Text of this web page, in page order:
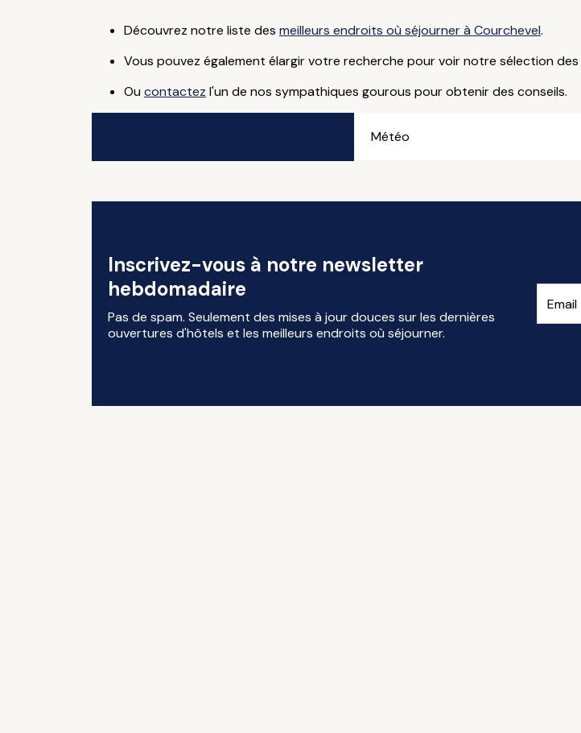
Découvrez notre liste des meilleurs endroits où séjourner à Courchevel.
Vous pouvez également élargir votre recherche pour voir notre sélection des
Oucontactez l'un de nos sympathiques gourous pour obtenir des conseils.
Météo
Inscrivez-vous à notre newsletter
hebdomadaire
Pas de spam. Seulement des mises à jour douces sur les dernières
ouvertures d'hôtels et les meilleurs endroits où séjourner.